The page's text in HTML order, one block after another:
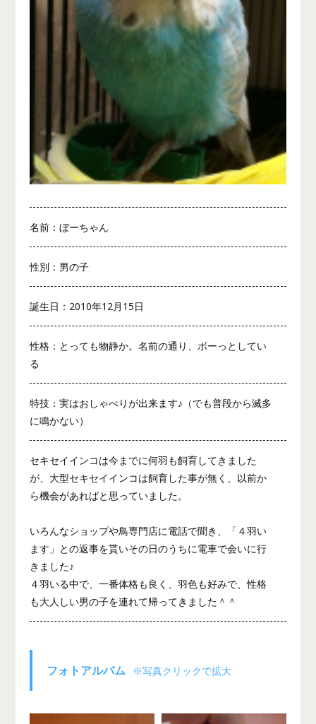
名前：ぼーちゃん
性別：男の子
誕生日：2010年12月15日
性格：とっても物静か。名前の通り、ボーっとしてい
る
特技：実はおしゃべりが出来ます♪（でも普段から滅多
に鳴かない）
セキセイインコは今までに何羽も飼育してきました
が、大型セキセイインコは飼育した事が無く、以前か
ら機会があればと思っていました。
いろんなショップや鳥専門店に電話で聞き、「４羽い
ます」との返事を貰いその日のうちに電車で会いに行
きました♪
４羽いる中で、一番体格も良く、羽色も好みで、性格
も大人しい男の子を連れて帰ってきました＾＾
フォトアルバム ※写真クリックで拡大